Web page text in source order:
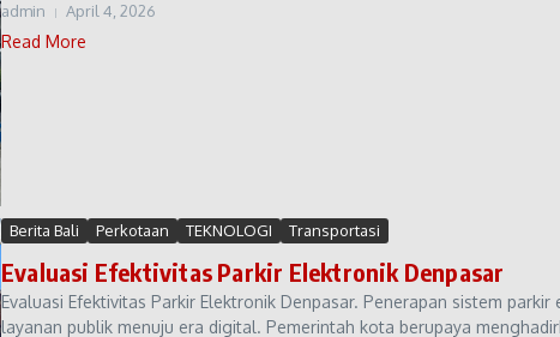
admin April 4, 2026
Read More
Berita Bali Perkotaan TEKNOLOGI Transportasi
Evaluasi Efektivitas Parkir Elektronik Denpasar
Evaluasi Efektivitas Parkir Elektronik Denpasar. Penerapan sistem
layanan publik menuju era digital. Pemerintah kota berupaya